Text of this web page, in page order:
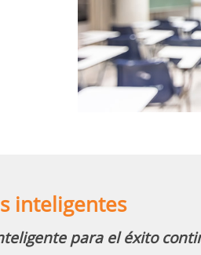
inteligentes
para el éxito